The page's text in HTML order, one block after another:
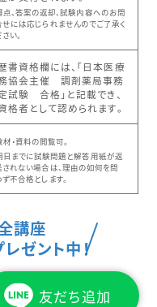
点、答案の返却、試験内容へのお問
せには応じられませんのでご了承く
い。
書資格欄には、「日本医療
協会主催 調剤薬局事務
試験 合格」と記載でき、
格者として認められます。
材・資料の閲覧可。
日までに試験問題と解答用紙が返
されない場合は、理由の如何を問
不合格とします。
講座
ゼント中！
友だち追加